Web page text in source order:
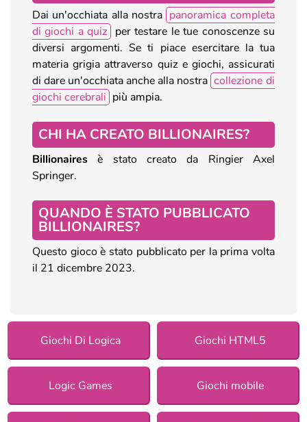
Dai un'occhiata alla nostra panoramica completa
di giochi a quiz per testare le tue conoscenze su
diversi argomenti. Se ti piace esercitare la tua
materia grigia attraverso quiz e giochi, assicurati
di dare un'occhiata anche alla nostra collezione di
giochi cerebrali più ampia.
CHI HA CREATO BILLIONAIRES?
Billionaires è stato creato da Ringier Axel
Springer.
QUANDO È STATO PUBBLICATO
BILLIONAIRES?
Questo gioco è stato pubblicato per la prima volta
il 21 dicembre 2023.
Giochi Di Logica Giochi HTML5
Logic Games Giochi mobile